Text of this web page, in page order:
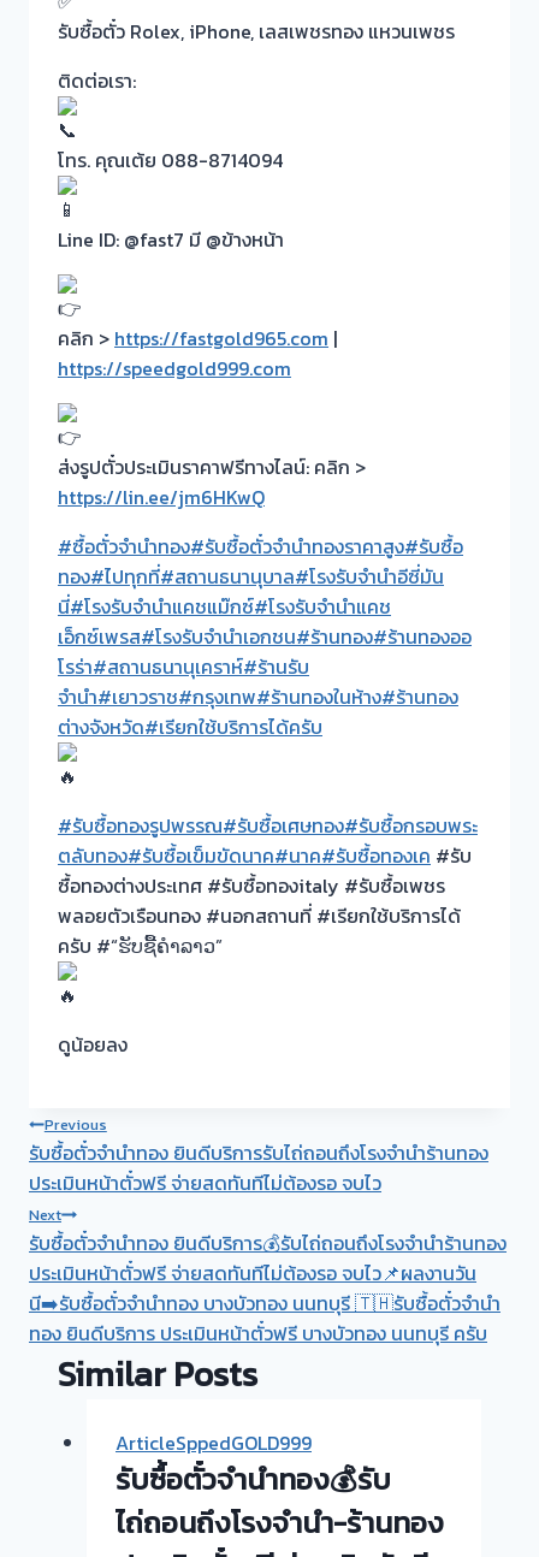
รับซื้อตั๋ว Rolex, iPhone, เลสเพชรทอง แหวนเพชร
ติดต่อเรา:
โทร. คุณเต้ย 088-8714094
Line ID: @fast7 มี @ข้างหน้า
คลิก > https://fastgold965.com |
https://speedgold999.com
ส่งรูปตั๋วประเมินราคาฟรีทางไลน์: คลิก >
https://lin.ee/jm6HKwQ
#ซื้อตั๋วจำนำทอง#รับซื้อตั๋วจำนำทองราคาสูง#รับซื้อ
ทอง#ไปทุกที่#สถานธนานุบาล#โรงรับจำนำอีซี่มัน
นี่#โรงรับจำนำแคชแม๊กซ์#โรงรับจำนำแคช
เอ็กซ์เพรส#โรงรับจำนำเอกชน#ร้านทอง#ร้านทองออ
โรร่า#สถานธนานุเคราห์#ร้านรับ
จำนำ#เยาวราช#กรุงเทพ#ร้านทองในห้าง#ร้านทอง
ต่างจังหวัด#เรียกใช้บริการได้ครับ
#รับซื้อทองรูปพรรณ#รับซื้อเศษทอง#รับซื้อกรอบพระ
ตลับทอง#รับซื้อเข็มขัดนาค#นาค#รับซื้อทองเค #รับ
ซื้อทองต่างประเทศ #รับซื้อทองitaly #รับซื้อเพชร
พลอยตัวเรือนทอง #นอกสถานที่ #เรียกใช้บริการได้
ครับ #“ຮັບຊື້ຄຳລາວ”
ดูน้อยลง
Post
navigation
Previous
รับซื้อตั๋วจำนำทอง ยินดีบริการรับไถ่ถอนถึงโรงจำนำร้านทอง
ประเมินหน้าตั๋วฟรี จ่ายสดทันทีไม่ต้องรอ จบไว
Next
รับซื้อตั๋วจำนำทอง ยินดีบริการ💰รับไถ่ถอนถึงโรงจำนำร้านทอง
ประเมินหน้าตั๋วฟรี จ่ายสดทันทีไม่ต้องรอ จบไว📌ผลงานวัน
นี➡️รับซื้อตั๋วจำนำทอง บางบัวทอง นนทบุรี 🇹🇭รับซื้อตั๋วจำนำ
ทอง ยินดีบริการ ประเมินหน้าตั๋วฟรี บางบัวทอง นนทบุรี ครับ
Similar Posts
ArticleSppedGOLD999
รับซื้อตั๋วจำนำทอง💰รับ
ไถ่ถอนถึงโรงจำนำ-ร้านทอง